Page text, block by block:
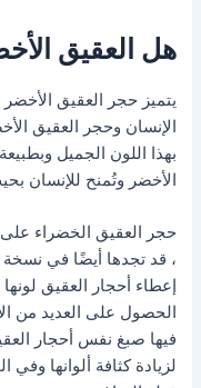
هل العقيق
يتميز حجر العقيق
الإنسان وحجر العقيق
بهذا اللون الجميل
الأخضر وتُمنح للإنسان
حجر العقيق الخضراء
، قد تجدها أيضًا في
إعطاء أحجار العقيق
الحصول على العديد من
فيها صبغ نفس أحجار
لزيادة كثافة ألوانها